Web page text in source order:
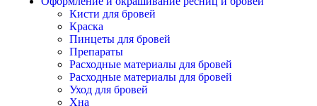
Кисти для бровей
Краска
Пинцеты для бровей
Препараты
Расходные материалы для бровей
Расходные материалы для бровей
Уход для бровей
Хна